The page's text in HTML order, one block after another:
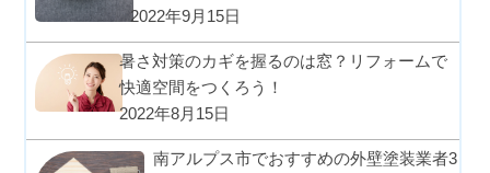
2022年9月15日
暑さ対策のカギを握るのは窓？リフォームで
快適空間をつくろう！
2022年8月15日
南アルプス市でおすすめの外壁塗装業者3